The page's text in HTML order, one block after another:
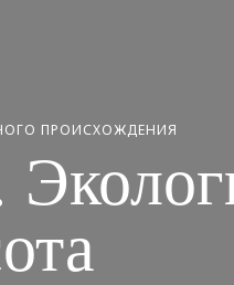
ПРОИСХОЖДЕНИЯ